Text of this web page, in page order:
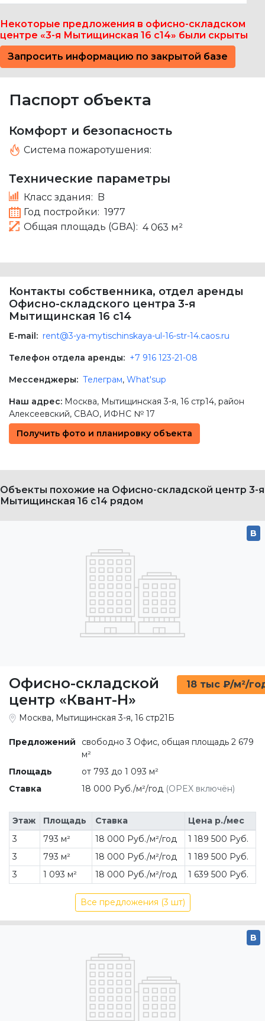
Запросить информацию по закрытой базе
Паспорт объекта
Комфорт и безопасность
Система пожаротушения:
Технические параметры
Класс здания:
Общая площадь (GBA): 4 063 м²
Мытищинская 16 c14
Телефон отдела аренды: +7 916 123-21-08
Алексеевский,СВАО, ИФНС № 17
Получить фото и планировку объекта
Объекты похожие на Офисно-складской центр 3-я
Офисно-складской
Предложений
свободно 3 Офис, общая площадь 2 679
м²
Площадь
от 793 до 1 093 м²
18 000 Руб./м²/год (OPEX включён)
Этаж Площадь Ставка
3
18 000 Руб./м²/год
1 189 500 Руб.
3
1 093 м² 18 000 Руб./м²/год 1 639 500 Руб.
Все предложения (3 шт)
B